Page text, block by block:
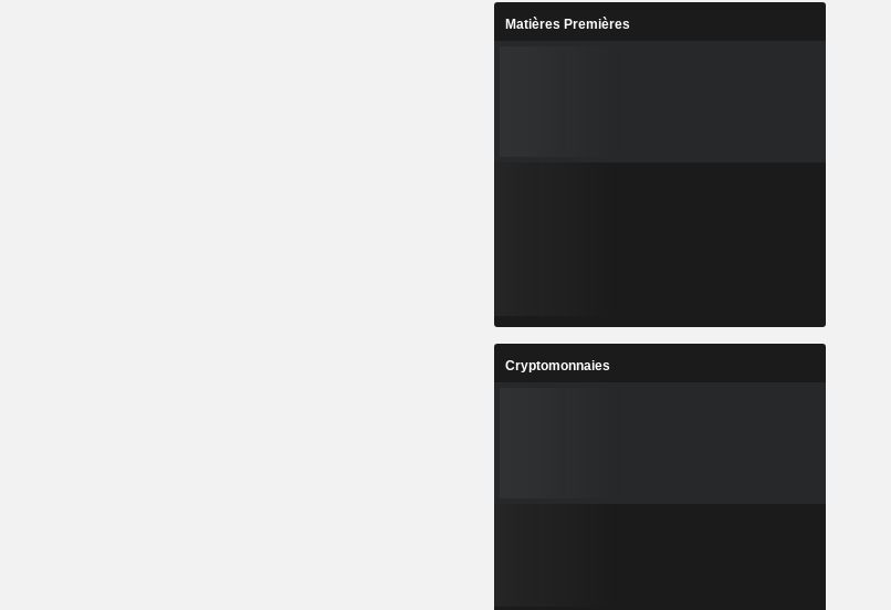
Matières Premières
Cryptomonnaies